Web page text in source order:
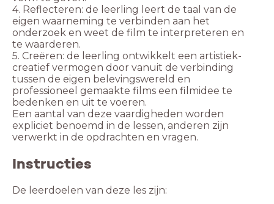
4. Reflecteren: de leerling leert de taal van de
eigen waarneming te verbinden aan het
onderzoek en weet de film te interpreteren en
te waarderen.
5. Creëren: de leerling ontwikkelt een artistiek-
creatief vermogen door vanuit de verbinding
tussen de eigen belevingswereld en
professioneel gemaakte films een filmidee te
bedenken en uit te voeren.
Een aantal van deze vaardigheden worden
expliciet benoemd in de lessen, anderen zijn
verwerkt in de opdrachten en vragen.
Instructies
De leerdoelen van deze les zijn: